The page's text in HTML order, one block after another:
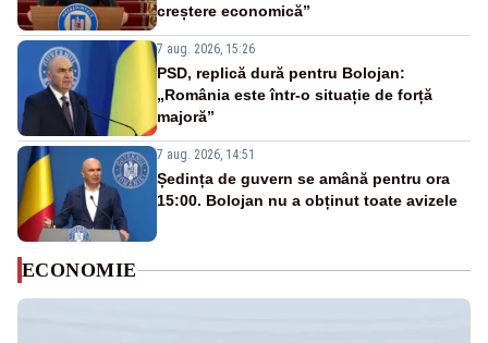
creștere economică”
7 aug. 2026, 15:26
PSD, replică dură pentru Bolojan:
„România este într-o situație de forță
majoră”
7 aug. 2026, 14:51
Ședința de guvern se amână pentru ora
15:00. Bolojan nu a obținut toate avizele
ECONOMIE